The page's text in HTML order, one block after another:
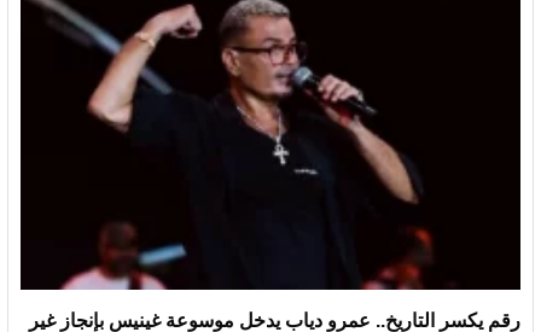
رقم يكسر التاريخ.. عمرو دياب يدخل موسوعة غينيس بإنجاز غير